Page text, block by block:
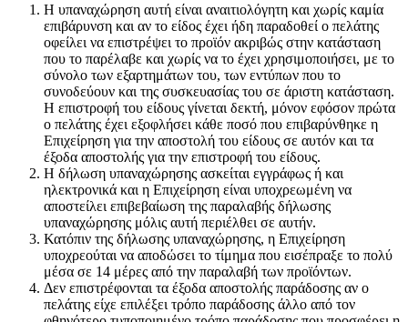
Η υπαναχώρηση αυτή είναι αναιτιολόγητη και χωρίς καμία
επιβάρυνση και αν το είδος έχει ήδη παραδοθεί ο πελάτης
οφείλει να επιστρέψει το προϊόν ακριβώς στην κατάσταση
που το παρέλαβε και χωρίς να το έχει χρησιμοποιήσει, με το
σύνολο των εξαρτημάτων του, των εντύπων που το
συνοδεύουν και της συσκευασίας του σε άριστη κατάσταση.
Η επιστροφή του είδους γίνεται δεκτή, μόνον εφόσον πρώτα
ο πελάτης έχει εξοφλήσει κάθε ποσό που επιβαρύνθηκε η
Επιχείρηση για την αποστολή του είδους σε αυτόν και τα
έξοδα αποστολής για την επιστροφή του είδους.
Η δήλωση υπαναχώρησης ασκείται εγγράφως ή και
ηλεκτρονικά και η Επιχείρηση είναι υποχρεωμένη να
αποστείλει επιβεβαίωση της παραλαβής δήλωσης
υπαναχώρησης μόλις αυτή περιέλθει σε αυτήν.
Κατόπιν της δήλωσης υπαναχώρησης, η Επιχείρηση
υποχρεούται να αποδώσει το τίμημα που εισέπραξε το πολύ
μέσα σε 14 μέρες από την παραλαβή των προϊόντων.
Δεν επιστρέφονται τα έξοδα αποστολής παράδοσης αν ο
πελάτης είχε επιλέξει τρόπο παράδοσης άλλο από τον